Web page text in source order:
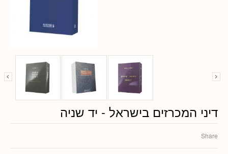
דיני המכרזים בישראל - יד שניה
Share